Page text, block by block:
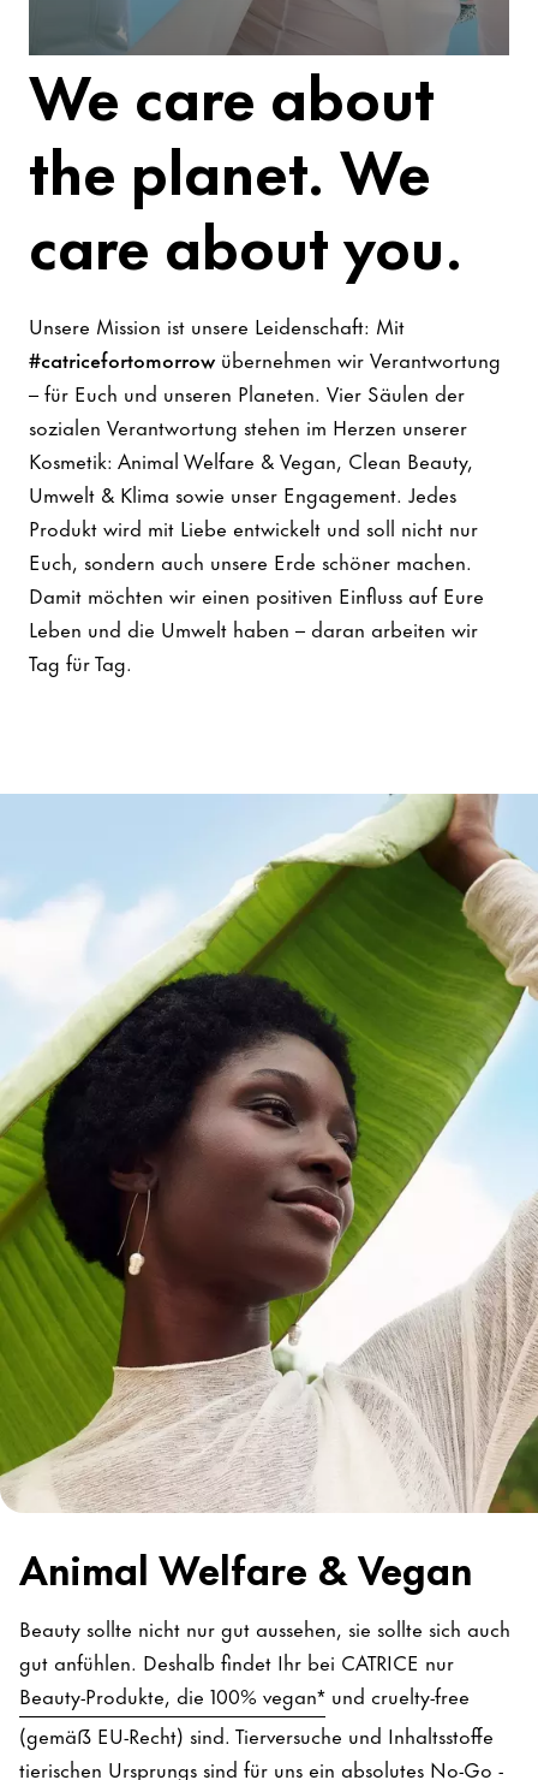
We care about
the planet. We
care about you.
Unsere Mission ist unsere Leidenschaft: Mit
#catricefortomorrow übernehmen wir Verantwortung
– für Euch und unseren Planeten. Vier Säulen der
sozialen Verantwortung stehen im Herzen unserer
Kosmetik: Animal Welfare & Vegan, Clean Beauty,
Umwelt & Klima sowie unser Engagement. Jedes
Produkt wird mit Liebe entwickelt und soll nicht nur
Euch, sondern auch unsere Erde schöner machen.
Damit möchten wir einen positiven Einfluss auf Eure
Leben und die Umwelt haben – daran arbeiten wir
Tag für Tag.
Animal Welfare & Vegan
Beauty sollte nicht nur gut aussehen, sie sollte sich auch
gut anfühlen. Deshalb findet Ihr bei CATRICE nur
Beauty-Produkte, die 100% vegan* und cruelty-free
(gemäß EU-Recht) sind. Tierversuche und Inhaltsstoffe
tierischen Ursprungs sind für uns ein absolutes No-Go -